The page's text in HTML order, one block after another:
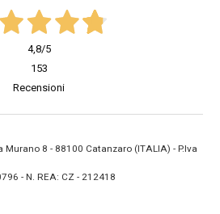
4,8/5
153
Recensioni
Murano 8 - 88100 Catanzaro (ITALIA) - P.Iva
- N. REA: CZ - 212418